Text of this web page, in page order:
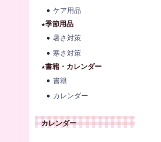
ケア用品
★季節用品
暑さ対策
寒さ対策
★書籍・カレンダー
書籍
カレンダー
カレンダー